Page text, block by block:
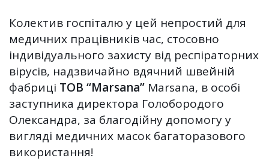
Колектив госпіталю у цей непростий для
медичних працівників час, стосовно
індивідуального захисту від респіраторних
вірусів, надзвичайно вдячний швейній
фабриці ТОВ “Marsana” Marsana, в особі
заступника директора Голобородого
Олександра, за благодійну допомогу у
вигляді медичних масок багаторазового
використання!